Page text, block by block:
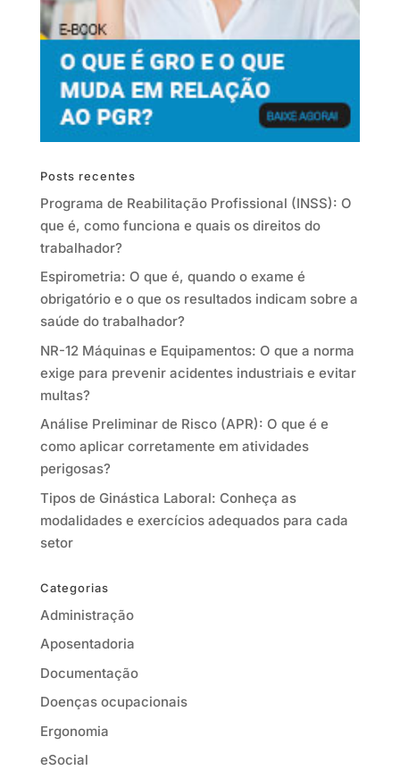
Posts recentes
Programa de Reabilitação Profissional (INSS): O
que é, como funciona e quais os direitos do
trabalhador?
Espirometria: O que é, quando o exame é
obrigatório e o que os resultados indicam sobre a
saúde do trabalhador?
NR-12 Máquinas e Equipamentos: O que a norma
exige para prevenir acidentes industriais e evitar
multas?
Análise Preliminar de Risco (APR): O que é e
como aplicar corretamente em atividades
perigosas?
Tipos de Ginástica Laboral: Conheça as
modalidades e exercícios adequados para cada
setor
Categorias
Administração
Aposentadoria
Documentação
Doenças ocupacionais
Ergonomia
eSocial